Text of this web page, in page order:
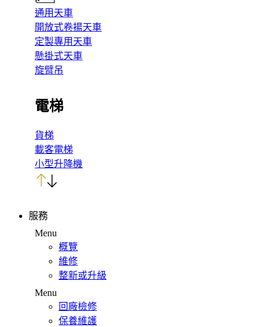
通用天車
開放式卷揚天車
定製專用天車
懸掛式天車
旋臂吊
電梯
貨梯
載客電梯
小型升降機
服務
Menu
概覽
維修
整新或升級
Menu
回廠檢修
保養維護